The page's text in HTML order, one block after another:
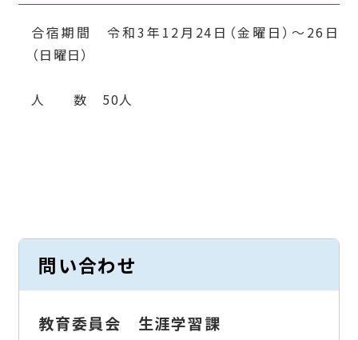
合宿期間 令和3年12月24日（金曜日）～26日
（日曜日）
人 数 50人
問い合わせ
教育委員会 生涯学習課